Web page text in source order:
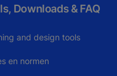
Downloads & FAQ
and design tools
en normen